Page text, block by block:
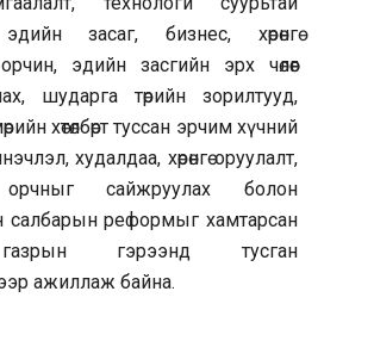
засаг, бизнес, хөрөнгө
эдийн засгийн эрх чөлөөг
шударга төрийн зорилтууд,
хөтөлбөрт туссан эрчим хүчний
худалдаа, хөрөнгө оруулалт,
орчныг сайжруулах болон
салбарын реформыг хамтарсан
гэрээнд тусган
ажиллаж байна.